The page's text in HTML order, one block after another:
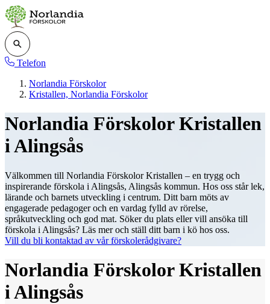
Telefon
Norlandia Förskolor
Kristallen, Norlandia Förskolor
Norlandia Förskolor Kristallen
i Alingsås
Välkommen till Norlandia Förskolor Kristallen – en trygg och
inspirerande förskola i Alingsås, Alingsås kommun. Hos oss står lek,
lärande och barnets utveckling i centrum. Ditt barn möts av
engagerade pedagoger och en vardag fylld av rörelse,
språkutveckling och god mat. Söker du plats eller vill ansöka till
förskola i Alingsås? Läs mer och ställ ditt barn i kö hos oss.
Vill du bli kontaktad av vår förskolerådgivare?
Norlandia Förskolor Kristallen
i Alingsås